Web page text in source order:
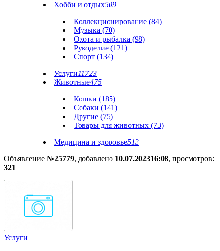
Хобби и отдых509
Коллекционирование (84)
Музыка (70)
Охота и рыбалка (98)
Рукоделие (121)
Спорт (134)
Услуги11723
Животные475
Кошки (185)
Собаки (141)
Другие (75)
Товары для животных (73)
Медицина и здоровье513
Объявление №25779, добавлено 10.07.202316:08, просмотров:
321
Услуги